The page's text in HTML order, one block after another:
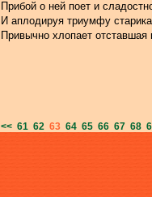
Прибой о ней поет и
И аплодируя триумфу
Привычно хлопает
<< 61 62 63 64 65 66 67 68